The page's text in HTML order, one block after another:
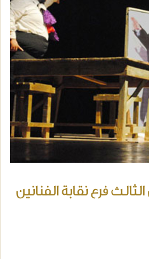
فرع نقابة الفنانين